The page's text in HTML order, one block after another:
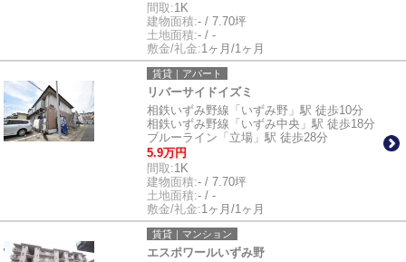
間取:1K
建物面積:- / 7.70坪
土地面積:- / -
敷金/礼金:1ヶ月/1ヶ月
賃貸｜アパート
リバーサイドイズミ
相鉄いずみ野線「いずみ野」駅 徒歩10分
相鉄いずみ野線「いずみ中央」駅 徒歩18分
ブルーライン「立場」駅 徒歩28分
5.9万円
間取:1K
建物面積:- / 7.70坪
土地面積:- / -
敷金/礼金:1ヶ月/1ヶ月
賃貸｜マンション
エスポワールいずみ野